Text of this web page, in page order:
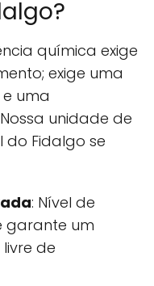
química exige
exige uma
uma
unidade de
do Fidalgo se
: Nível de
garante um
de